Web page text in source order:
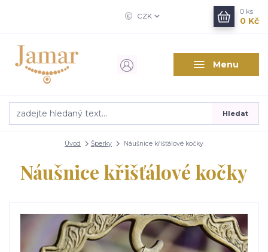
Menu
CZK
Hledat
0 ks
0 Kč
Úvod Šperky Náušnice křišťálové kočky
Náušnice křišťálové kočky